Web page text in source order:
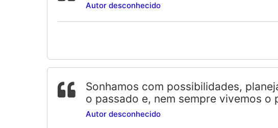
Autor desconhecido
Sonhamos com possibilidades,
o passado e, nem sempre vivemos o
Autor desconhecido